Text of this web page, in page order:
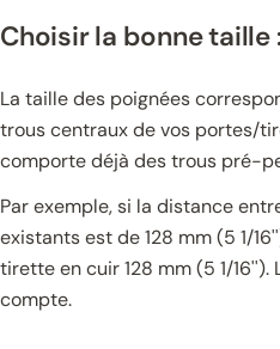
Choisir la bonne taille
La taille des poignées
trous centraux de vos portes/
comporte déjà des trous pré-
Par exemple, si la distance
existants est de 128 mm (5 1/
tirette en cuir 128 mm (5 1/
compte.